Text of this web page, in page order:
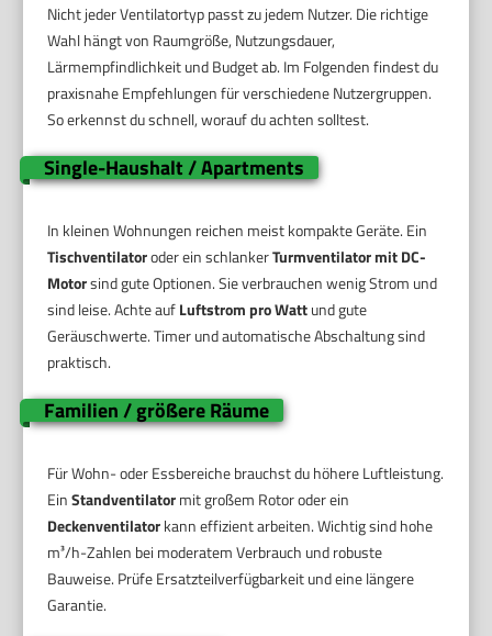
Nicht jeder Ventilatortyp passt zu jedem Nutzer. Die richtige
Wahl hängt von Raumgröße, Nutzungsdauer,
Lärmempfindlichkeit und Budget ab. Im Folgenden findest du
praxisnahe Empfehlungen für verschiedene Nutzergruppen.
So erkennst du schnell, worauf du achten solltest.
Single-Haushalt / Apartments
In kleinen Wohnungen reichen meist kompakte Geräte. Ein
Tischventilatoroder ein schlankerTurmventilator mit DC-
Motorsind gute Optionen. Sie verbrauchen wenig Strom und
sind leise. Achte aufLuftstrom pro Wattund gute
Geräuschwerte. Timer und automatische Abschaltung sind
praktisch.
Familien / größere Räume
Für Wohn- oder Essbereiche brauchst du höhere Luftleistung.
EinStandventilatormit großem Rotor oder ein
Deckenventilatorkann effizient arbeiten. Wichtig sind hohe
m³/h-Zahlen bei moderatem Verbrauch und robuste
Bauweise. Prüfe Ersatzteilverfügbarkeit und eine längere
Garantie.